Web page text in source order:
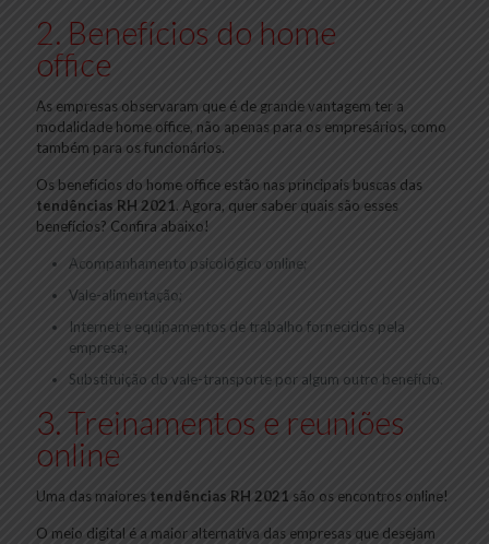
2. Benefícios do home
office
As empresas observaram que é de grande vantagem ter a
modalidade home office, não apenas para os empresários, como
também para os funcionários.
Os benefícios do home office estão nas principais buscas das
tendências RH 2021. Agora, quer saber quais são esses
benefícios? Confira abaixo!
Acompanhamento psicológico online;
Vale-alimentação;
Internet e equipamentos de trabalho fornecidos pela
empresa;
Substituição do vale-transporte por algum outro benefício.
3. Treinamentos e reuniões
online
Uma das maiores tendências RH 2021 são os encontros online!
O meio digital é a maior alternativa das empresas que desejam